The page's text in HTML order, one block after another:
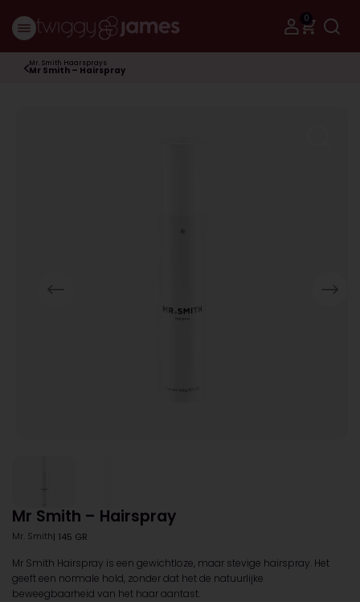
0
Mr. Smith Haarsprays
Mr Smith – Hairspray
Mr Smith – Hairspray
Mr. Smith| 145 GR
Mr Smith Hairspray is een gewichtloze, maar stevige hairspray. Het
geeft een normale hold, zonder dat het de natuurlijke
beweegbaarheid van het haar aantast.